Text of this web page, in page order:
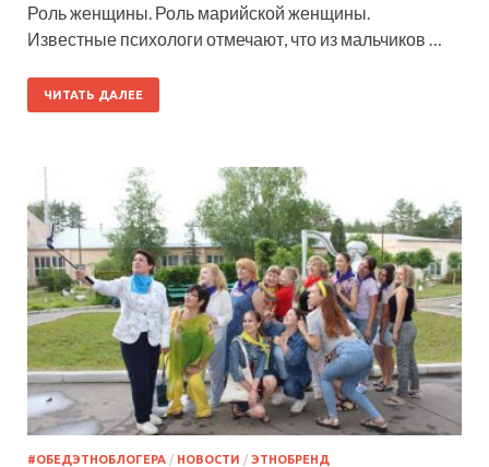
Роль женщины. Роль марийской женщины.
Известные психологи отмечают, что из мальчиков …
ЧИТАТЬ ДАЛЕЕ
#ОБЕДЭТНОБЛОГЕРА / НОВОСТИ / ЭТНОБРЕНД